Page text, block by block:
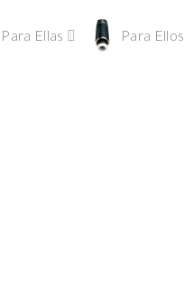
Para Ellas Para Ellos